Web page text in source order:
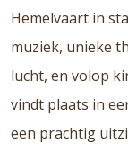
Hemelvaart in
muziek, unieke
lucht, en volop
vindt plaats in
een prachtig